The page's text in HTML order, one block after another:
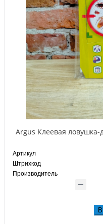
Argus Клеевая ловушка-
Артикул
Штрихкод
Производитель